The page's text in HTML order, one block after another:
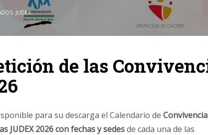
, JUDEX
de las
para su descarga el Calendario de
JUDEX 2026 con fechas y sedesde cada una de las